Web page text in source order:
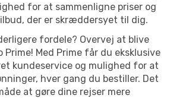
for at sammenligne priser og
der er skræddersyet til dig.
fordele? Overvej at blive
Prime! Med Prime får du eksklusive
kundeservice og mulighed for at
hver gang du bestiller. Det
at gøre dine rejser mere